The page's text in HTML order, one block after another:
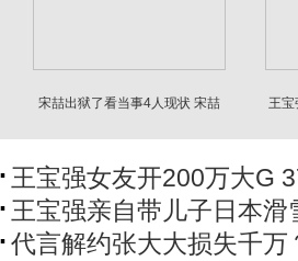
宋喆出狱了看当事4人现状 宋喆
王
王宝强女友开200万大G
王宝强亲自带儿子日本
代言解约张大大损失千